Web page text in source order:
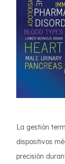
La gestión
dispositivos
precisión